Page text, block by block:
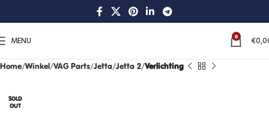
MENU 0 €
Home Winkel VAG Parts Jetta Jetta 2 Verlichting
SOLD
OUT